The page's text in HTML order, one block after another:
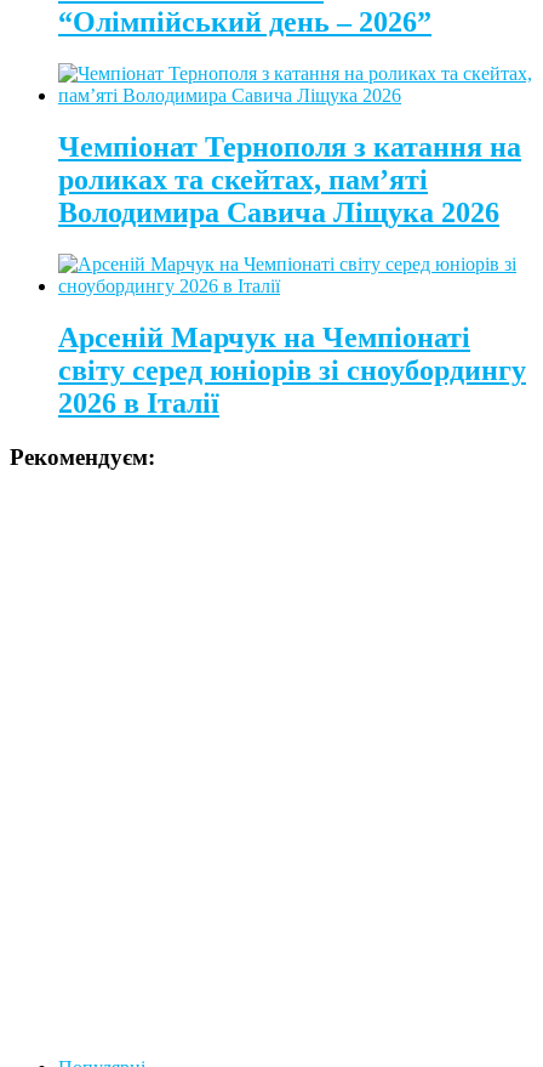
“Олімпійський день – 2026”
Чемпіонат Тернополя з катання на
роликах та скейтах, пам’яті
Володимира Савича Ліщука 2026
Арсеній Марчук на Чемпіонаті
світу серед юніорів зі сноубордингу
2026 в Італії
Рекомендуєм: